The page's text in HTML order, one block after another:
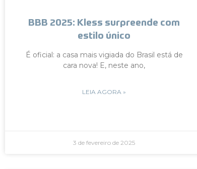
BBB 2025: Kless surpreende com
estilo único
É oficial: a casa mais vigiada do Brasil está de
cara nova! E, neste ano,
LEIA AGORA »
3 de fevereiro de 2025